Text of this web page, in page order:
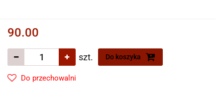
90.00
szt. Do koszyka
Do przechowalni